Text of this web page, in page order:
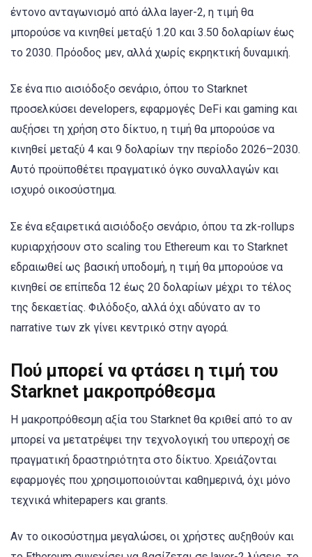
έντονο ανταγωνισμό από άλλα layer-2, η τιμή θα
μπορούσε να κινηθεί μεταξύ 1.20 και 3.50 δολαρίων έως
το 2030. Πρόοδος μεν, αλλά χωρίς εκρηκτική δυναμική.
Σε ένα πιο αισιόδοξο σενάριο, όπου το Starknet
προσελκύσει developers, εφαρμογές DeFi και gaming και
αυξήσει τη χρήση στο δίκτυο, η τιμή θα μπορούσε να
κινηθεί μεταξύ 4 και 9 δολαρίων την περίοδο 2026–2030.
Αυτό προϋποθέτει πραγματικό όγκο συναλλαγών και
ισχυρό οικοσύστημα.
Σε ένα εξαιρετικά αισιόδοξο σενάριο, όπου τα zk-rollups
κυριαρχήσουν στο scaling του Ethereum και το Starknet
εδραιωθεί ως βασική υποδομή, η τιμή θα μπορούσε να
κινηθεί σε επίπεδα 12 έως 20 δολαρίων μέχρι το τέλος
της δεκαετίας. Φιλόδοξο, αλλά όχι αδύνατο αν το
narrative των zk γίνει κεντρικό στην αγορά.
Πού μπορεί να φτάσει η τιμή του
Starknet μακροπρόθεσμα
Η μακροπρόθεσμη αξία του Starknet θα κριθεί από το αν
μπορεί να μετατρέψει την τεχνολογική του υπεροχή σε
πραγματική δραστηριότητα στο δίκτυο. Χρειάζονται
εφαρμογές που χρησιμοποιούνται καθημερινά, όχι μόνο
τεχνικά whitepapers και grants.
Αν το οικοσύστημα μεγαλώσει, οι χρήστες αυξηθούν και